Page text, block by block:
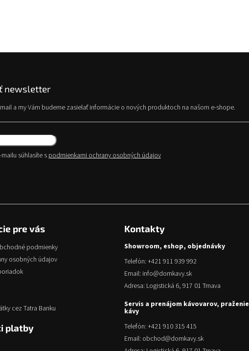
newsletter
a my Vám budeme zasielať informácie o nových produktoch na našom e-shope.
súhlasíte spodmienkami ochrany osobných údajov
pre vás
podmienky
osobných údajov
cez Tatra Banku
platby
Kontakty
Showroom, eshop, objednávky
Telefón: +421 911 939 992
Email: info@domkavy.sk
Adresa: Logistická 6, 917 01 Trnava
Servis a prenájom kávovarov, praženie
kávy
Telefón: +421 910 315 415
Email: obchod@domkavy.sk